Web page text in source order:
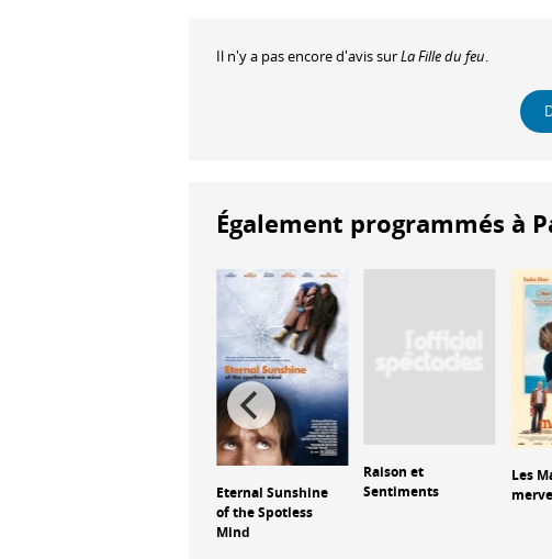
Il n'y a pas encore d'avis surLa Fille du feu.
Également programmés à
Eternal Sunshine
of the Spotless
Mind
Raison et
Sentiments
Les